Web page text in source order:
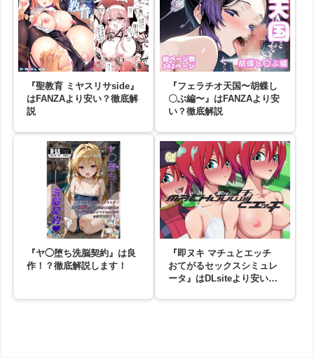
『聖教育 ミヤスリサside』
はFANZAより安い？徹底解
説
『フェラチオ天国〜胡蝶し
〇ぶ編〜』はFANZAより安
い？徹底解説
『ヤ◯堕ち洗脳契約』は良
作！？徹底解説します！
『即ヌキ マチュとエッチ
おてがるセックスシミュレ
ータ』はDLsiteより安い？